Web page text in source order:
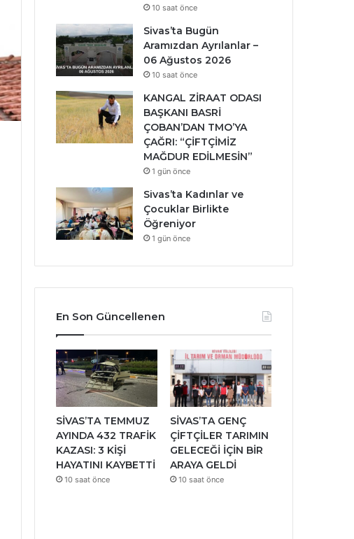
10 saat önce
Sivas’ta Bugün
Aramızdan Ayrılanlar –
06 Ağustos 2026
10 saat önce
KANGAL ZİRAAT ODASI
BAŞKANI BASRİ
ÇOBAN’DAN TMO’YA
ÇAĞRI: “ÇİFTÇİMİZ
MAĞDUR EDİLMESİN”
1 gün önce
Sivas’ta Kadınlar ve
Çocuklar Birlikte
Öğreniyor
1 gün önce
En Son Güncellenen
SİVAS’TA TEMMUZ
AYINDA 432 TRAFİK
KAZASI: 3 KİŞİ
HAYATINI KAYBETTİ
10 saat önce
SİVAS’TA GENÇ
ÇİFTÇİLER TARIMIN
GELECEĞİ İÇİN BİR
ARAYA GELDİ
10 saat önce